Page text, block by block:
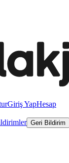
Giriş YapHesap
Geri Bildirim